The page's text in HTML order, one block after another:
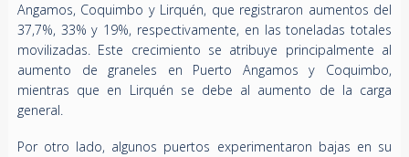
Angamos, Coquimbo y Lirquén, que registraron aumentos del
37,7%, 33% y 19%, respectivamente, en las toneladas totales
movilizadas. Este crecimiento se atribuye principalmente al
aumento de graneles en Puerto Angamos y Coquimbo,
mientras que en Lirquén se debe al aumento de la carga
general.
Por otro lado, algunos puertos experimentaron bajas en su